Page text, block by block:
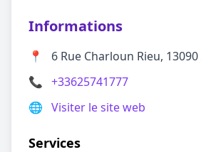
Informations
📍
6 Rue Charloun Rieu,
📞 +33625741777
🌐 Visiter le site web
Services